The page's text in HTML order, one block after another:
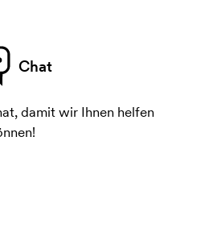
Chat
damit wir Ihnen helfen